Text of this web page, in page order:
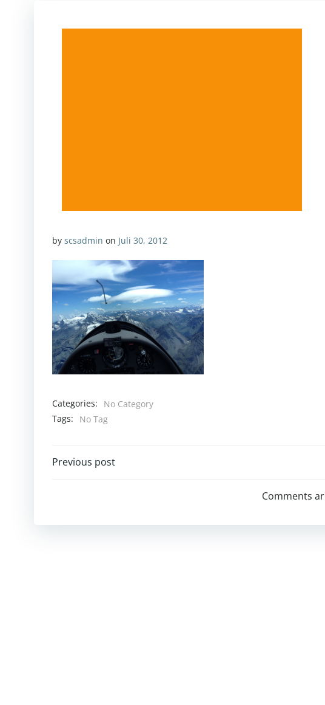
by scsadmin on Juli 30, 2012
Categories:
No Category
Tags:
No Tag
Post
Previous post
Comments